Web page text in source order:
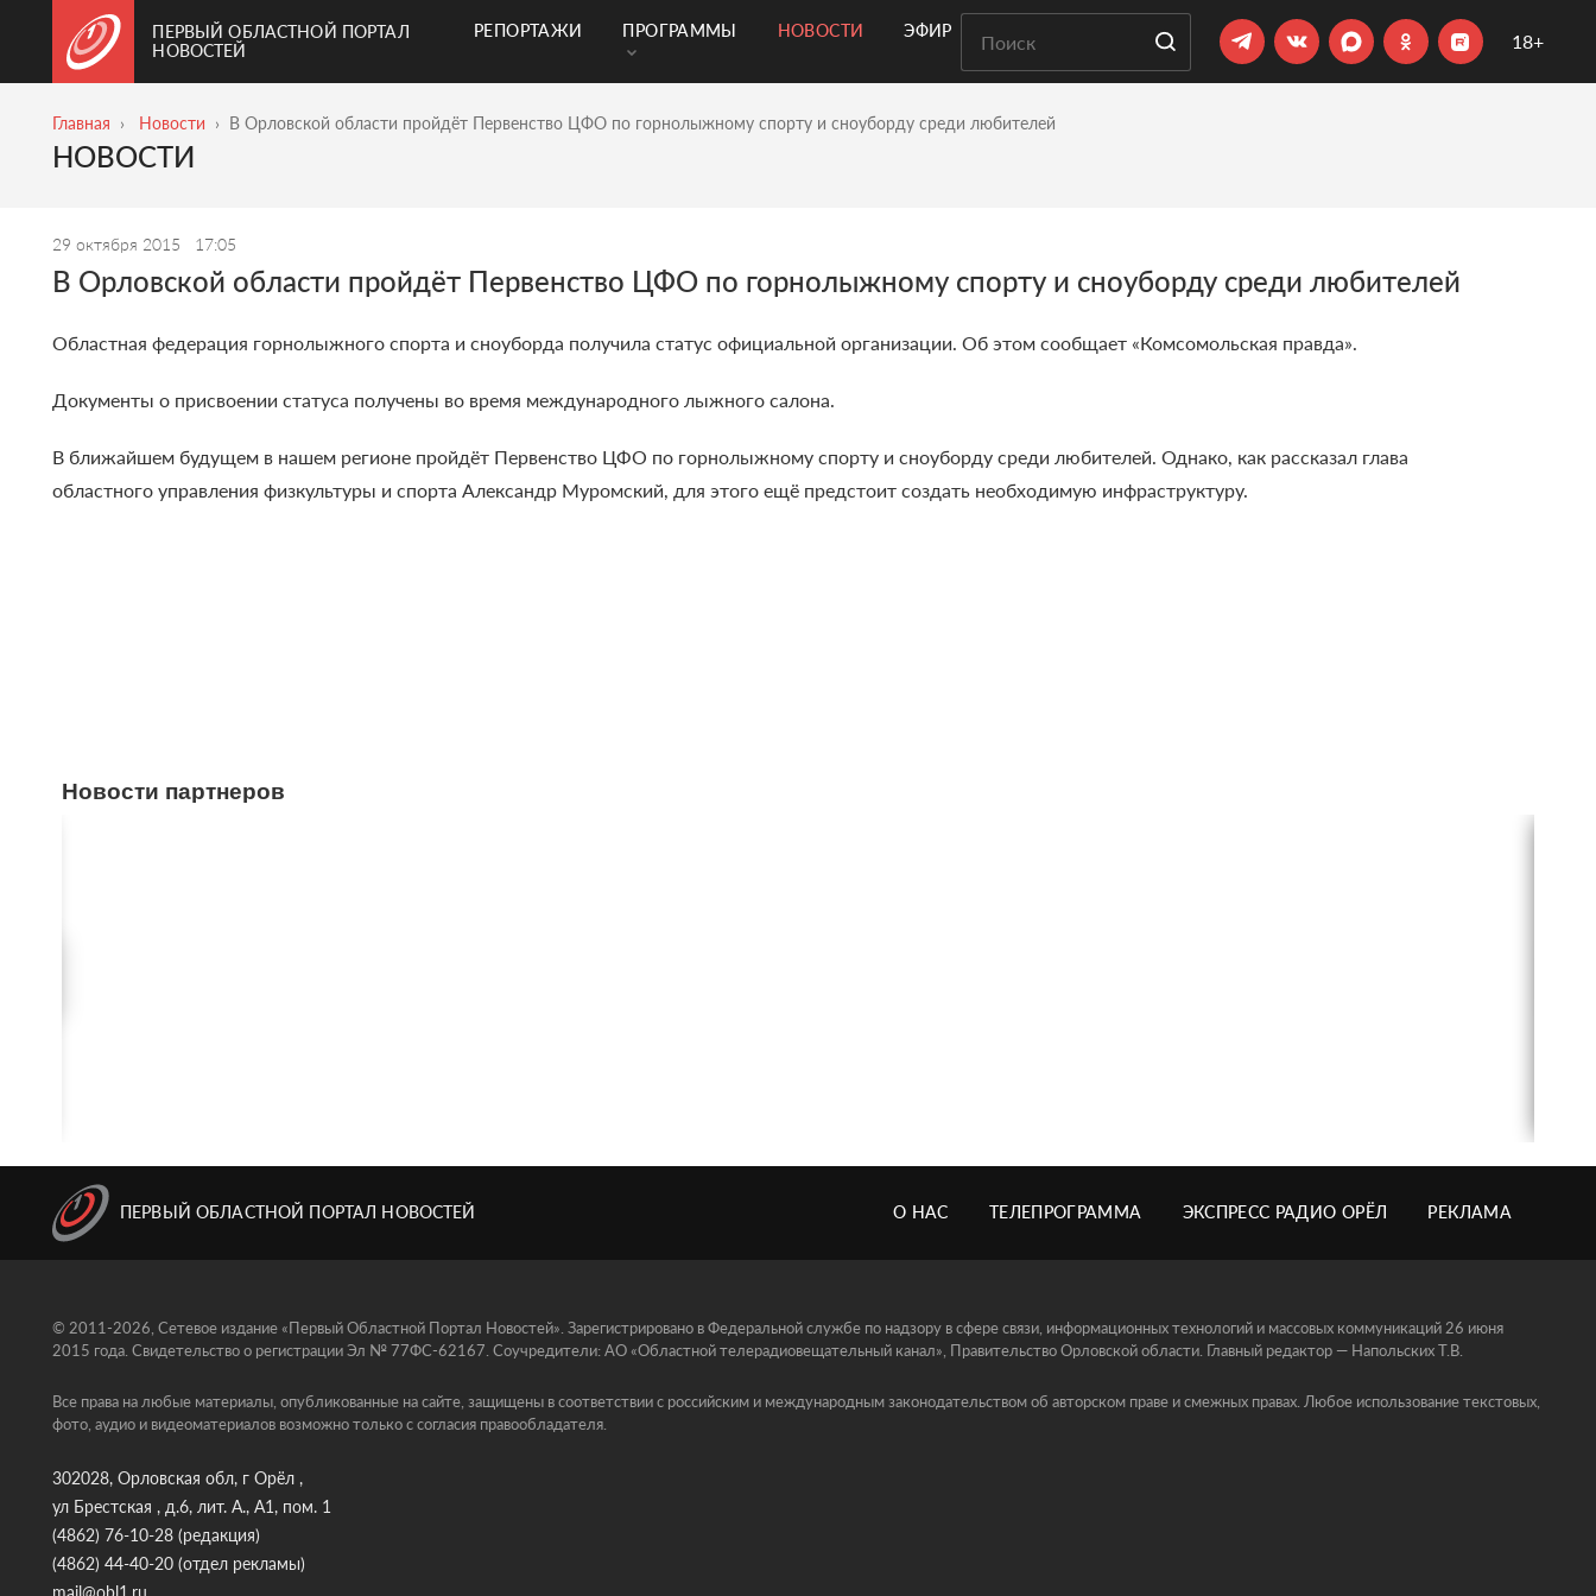
ПЕРВЫЙ ОБЛАСТНОЙ ПОРТАЛ
НОВОСТЕЙ
РЕПОРТАЖИ ПРОГРАММЫ НОВОСТИ ЭФИР 18+
Главная Новости В Орловской области пройдёт Первенство ЦФО по горнолыжному спорту и сноуборду среди любителей
НОВОСТИ
29 октября 2015 17:05
В Орловской области пройдёт Первенство ЦФО по горнолыжному спорту и сноуборду среди любителей
Областная федерация горнолыжного спорта и сноуборда получила статус официальной организации. Об этом сообщает «Комсомольская правда».
Документы о присвоении статуса получены во время международного лыжного салона.
В ближайшем будущем в нашем регионе пройдёт Первенство ЦФО по горнолыжному спорту и сноуборду среди любителей. Однако, как рассказал глава
областного управления физкультуры и спорта Александр Муромский, для этого ещё предстоит создать необходимую инфраструктуру.
Новости партнеров
ПЕРВЫЙ ОБЛАСТНОЙ ПОРТАЛ НОВОСТЕЙ О НАС ТЕЛЕПРОГРАММА ЭКСПРЕСС РАДИО ОРЁЛ РЕКЛАМА
© 2011-2026, Сетевое издание «Первый Областной Портал Новостей». Зарегистрировано в Федеральной службе по надзору в сфере связи, информационных технологий и массовых коммуникаций 26 июня
2015 года. Свидетельство о регистрации Эл № 77ФС-62167. Соучредители: АО «Областной телерадиовещательный канал», Правительство Орловской области. Главный редактор — Напольских Т.В.
Все права на любые материалы, опубликованные на сайте, защищены в соответствии с российским и международным законодательством об авторском праве и смежных правах. Любое использование текстовых,
фото, аудио и видеоматериалов возможно только с согласия правообладателя.
302028, Орловская обл, г Орёл ,
ул Брестская , д.6, лит. А., А1, пом. 1
(4862) 76-10-28 (редакция)
(4862) 44-40-20 (отдел рекламы)
mail@obl1.ru